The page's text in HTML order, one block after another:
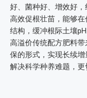
好、菌种好、增效好
高效促根壮苗，能够
结构，缓冲根际土壤
高溢价传统配方肥料
保的形式，实现长续
解决科学种养难题，更